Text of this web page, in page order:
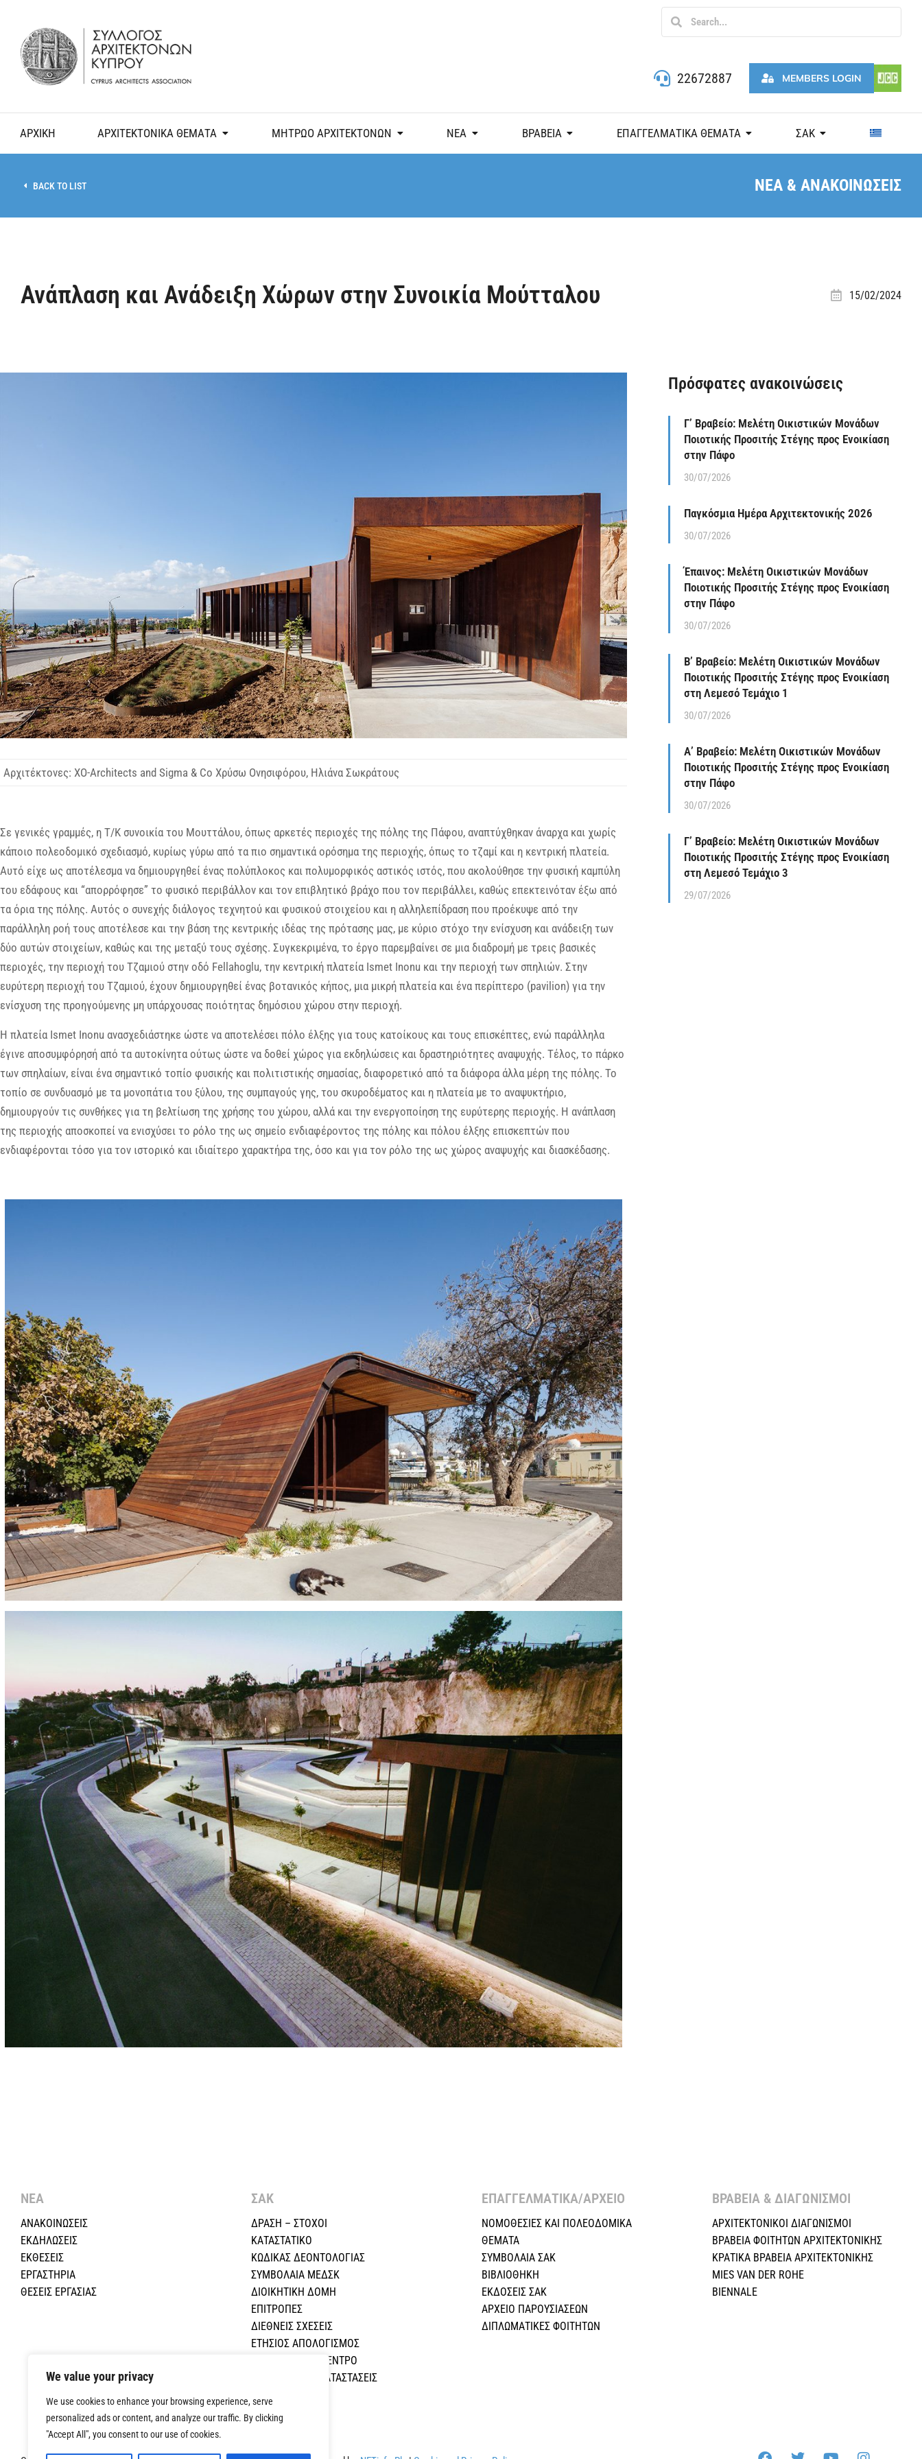
We value your privacy
We use cookies to enhance your browsing experience, serve
personalized ads or content, and analyze our traffic. By clicking
"Accept All", you consent to our use of cookies.
22672887 MEMBERS LOGIN
ΑΡΧΙΚΗ ΑΡΧΙΤΕΚΤΟΝΙΚΑ ΘΕΜΑΤΑ ΜΗΤΡΩΟ ΑΡΧΙΤΕΚΤΟΝΩΝ ΝΕΑ ΒΡΑΒΕΙΑ ΕΠΑΓΓΕΛΜΑΤΙΚΑ ΘΕΜΑΤΑ ΣΑΚ
BACK TO LIST ΝΕΑ & ΑΝΑΚΟΙΝΩΣΕΙΣ
Ανάπλαση και Ανάδειξη Χώρων στην Συνοικία Μούτταλου 15/02/2024
Αρχιτέκτονες: XO-Architects and Sigma & Co Χρύσω Ονησιφόρου, Ηλιάνα Σωκράτους
Σε γενικές γραμμές, η Τ/Κ συνοικία του Μουττάλου, όπως αρκετές περιοχές της πόλης της Πάφου, αναπτύχθηκαν άναρχα και χωρίς
κάποιο πολεοδομικό σχεδιασμό, κυρίως γύρω από τα πιο σημαντικά ορόσημα της περιοχής, όπως το τζαμί και η κεντρική πλατεία.
Αυτό είχε ως αποτέλεσμα να δημιουργηθεί ένας πολύπλοκος και πολυμορφικός αστικός ιστός, που ακολούθησε την φυσική καμπύλη
του εδάφους και “απορρόφησε” το φυσικό περιβάλλον και τον επιβλητικό βράχο που τον περιβάλλει, καθώς επεκτεινόταν έξω από
τα όρια της πόλης. Αυτός ο συνεχής διάλογος τεχνητού και φυσικού στοιχείου και η αλληλεπίδραση που προέκυψε από την
παράλληλη ροή τους αποτέλεσε και την βάση της κεντρικής ιδέας της πρότασης μας, με κύριο στόχο την ενίσχυση και ανάδειξη των
δύο αυτών στοιχείων, καθώς και της μεταξύ τους σχέσης. Συγκεκριμένα, το έργο παρεμβαίνει σε μια διαδρομή με τρεις βασικές
περιοχές, την περιοχή του Τζαμιού στην οδό Fellahoglu, την κεντρική πλατεία Ismet Inonu και την περιοχή των σπηλιών. Στην
ευρύτερη περιοχή του Τζαμιού, έχουν δημιουργηθεί ένας βοτανικός κήπος, μια μικρή πλατεία και ένα περίπτερο (pavilion) για την
ενίσχυση της προηγούμενης μη υπάρχουσας ποιότητας δημόσιου χώρου στην περιοχή.
Η πλατεία Ismet Inonu ανασχεδιάστηκε ώστε να αποτελέσει πόλο έλξης για τους κατοίκους και τους επισκέπτες, ενώ παράλληλα
έγινε αποσυμφόρησή από τα αυτοκίνητα ούτως ώστε να δοθεί χώρος για εκδηλώσεις και δραστηριότητες αναψυχής. Τέλος, το πάρκο
των σπηλαίων, είναι ένα σημαντικό τοπίο φυσικής και πολιτιστικής σημασίας, διαφορετικό από τα διάφορα άλλα μέρη της πόλης. Το
τοπίο σε συνδυασμό με τα μονοπάτια του ξύλου, της συμπαγούς γης, του σκυροδέματος και η πλατεία με το αναψυκτήριο,
δημιουργούν τις συνθήκες για τη βελτίωση της χρήσης του χώρου, αλλά και την ενεργοποίηση της ευρύτερης περιοχής. Η ανάπλαση
της περιοχής αποσκοπεί να ενισχύσει το ρόλο της ως σημείο ενδιαφέροντος της πόλης και πόλου έλξης επισκεπτών που
ενδιαφέρονται τόσο για τον ιστορικό και ιδιαίτερο χαρακτήρα της, όσο και για τον ρόλο της ως χώρος αναψυχής και διασκέδασης.
Πρόσφατες ανακοινώσεις
Γ’ Βραβείο: Μελέτη Οικιστικών Μονάδων
Ποιοτικής Προσιτής Στέγης προς Ενοικίαση
στην Πάφο
30/07/2026
Παγκόσμια Ημέρα Αρχιτεκτονικής 2026
30/07/2026
Έπαινος: Μελέτη Οικιστικών Μονάδων
Ποιοτικής Προσιτής Στέγης προς Ενοικίαση
στην Πάφο
30/07/2026
Β’ Βραβείο: Μελέτη Οικιστικών Μονάδων
Ποιοτικής Προσιτής Στέγης προς Ενοικίαση
στη Λεμεσό Τεμάχιο 1
30/07/2026
Α’ Βραβείο: Μελέτη Οικιστικών Μονάδων
Ποιοτικής Προσιτής Στέγης προς Ενοικίαση
στην Πάφο
30/07/2026
Γ’ Βραβείο: Μελέτη Οικιστικών Μονάδων
Ποιοτικής Προσιτής Στέγης προς Ενοικίαση
στη Λεμεσό Τεμάχιο 3
29/07/2026
ΝΕΑ
ΑΝΑΚΟΙΝΩΣΕΙΣ
ΕΚΔΗΛΩΣΕΙΣ
ΕΚΘΕΣΕΙΣ
ΕΡΓΑΣΤΗΡΙΑ
ΘΕΣΕΙΣ ΕΡΓΑΣΙΑΣ
ΣΑΚ
ΔΡΑΣΗ – ΣΤΟΧΟΙ
ΚΑΤΑΣΤΑΤΙΚΟ
ΚΩΔΙΚΑΣ ΔΕΟΝΤΟΛΟΓΙΑΣ
ΣΥΜΒΟΛΑΙΑ ΜΕΔΣΚ
ΔΙΟΙΚΗΤΙΚΗ ΔΟΜΗ
ΕΠΙΤΡΟΠΕΣ
ΔΙΕΘΝΕΙΣ ΣΧΕΣEIΣ
ΕΤΗΣΙΟΣ ΑΠΟΛΟΓΙΣΜΟΣ
ΕΚΠΑΙΔΕΥΤΙΚΟ ΚΕΝΤΡΟ
ΟΙΚΟΝΟΜΙΚΕΣ ΚΑΤΑΣΤΑΣΕΙΣ
ΕΠΑΓΓΕΛΜΑΤΙΚΑ/ΑΡΧΕΙΟ ​
ΝΟΜΟΘΕΣΙΕΣ KAI ΠΟΛΕΟΔΟΜΙΚΑ
ΘΕΜΑΤΑ
ΣΥΜΒΟΛΑΙΑ ΣΑΚ
ΒΙΒΛΙΟΘΗΚΗ
ΕΚΔΟΣΕΙΣ ΣΑΚ
ΑΡΧΕΙΟ ΠΑΡΟΥΣΙΑΣΕΩΝ
ΔΙΠΛΩΜΑΤΙΚΕΣ ΦΟΙΤΗΤΩΝ
ΒΡΑΒΕΙΑ & ΔΙΑΓΩΝΙΣΜΟΙ ​
ΑΡΧΙΤΕΚΤΟΝΙΚΟΙ ΔΙΑΓΩΝΙΣΜΟΙ
ΒΡΑΒΕΙΑ ΦΟΙΤΗΤΩΝ ΑΡΧΙΤΕΚΤΟΝΙΚΗΣ
ΚΡΑΤΙΚΑ ΒΡΑΒΕΙΑ ΑΡΧΙΤΕΚΤΟΝΙΚΗΣ
MIES VAN DER ROHE
BIENNALE